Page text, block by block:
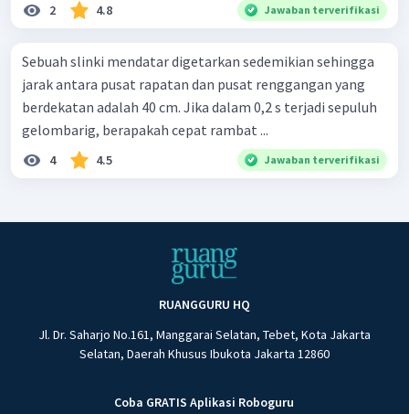
2 4.8 Jawaban terverifikasi
Sebuah slinki mendatar digetarkan sedemikian sehingga
jarak antara pusat rapatan dan pusat renggangan yang
berdekatan adalah 40 cm. Jika dalam 0,2 s terjadi sepuluh
gelombarig, berapakah cepat rambat ...
4 4.5 Jawaban terverifikasi
RUANGGURU HQ
Jl. Dr. Saharjo No.161, Manggarai Selatan, Tebet, Kota Jakarta
Selatan, Daerah Khusus Ibukota Jakarta 12860
Coba GRATIS Aplikasi Roboguru